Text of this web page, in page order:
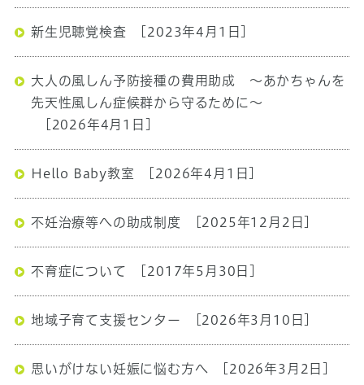
新生児聴覚検査 [2023年4月1日]
大人の風しん予防接種の費用助成 ～あかちゃんを
先天性風しん症候群から守るために～
[2026年4月1日]
Hello Baby教室 [2026年4月1日]
不妊治療等への助成制度 [2025年12月2日]
不育症について [2017年5月30日]
地域子育て支援センター [2026年3月10日]
思いがけない妊娠に悩む方へ [2026年3月2日]